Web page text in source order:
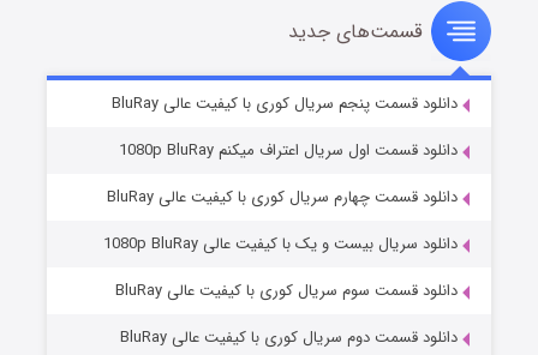
سریال زشت
قسمت۲ (زیرنویس) منتشر شد
مردگان متحرک: شهر مرده ۳
قسمت‌های جدید
دانلود قسمت پنجم سریال کوری با کیفیت عالی BluRay
دانلود قسمت اول سریال اعتراف میکنم 1080p BluRay
دانلود قسمت چهارم سریال کوری با کیفیت عالی BluRay
دانلود سریال بیست و یک با کیفیت عالی 1080p BluRay
دانلود قسمت سوم سریال کوری با کیفیت عالی BluRay
دانلود قسمت دوم سریال کوری با کیفیت عالی BluRay